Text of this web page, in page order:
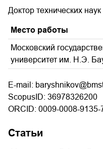
Доктор технических наук
Место работы
Московский
университет им. Н.Э.
E-mail:
ScopusID: 36978326200
ORCID: 0009-0008-9135-
Статьи